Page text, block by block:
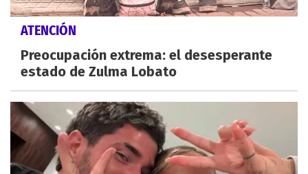
ATENCIÓN
Preocupación extrema: el desesperante
estado de Zulma Lobato